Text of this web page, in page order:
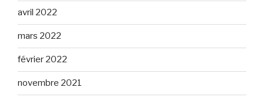
avril 2022
mars 2022
février 2022
novembre 2021